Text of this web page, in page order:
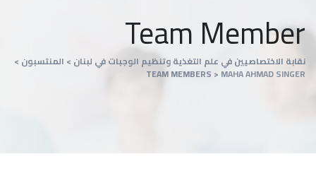
Team Member
نقابة الاختصاصيين في علم التغذية وتنظيم الوجبات في لبنان > المنتسبون >
TEAM MEMBERS > MAHA AHMAD SINGER